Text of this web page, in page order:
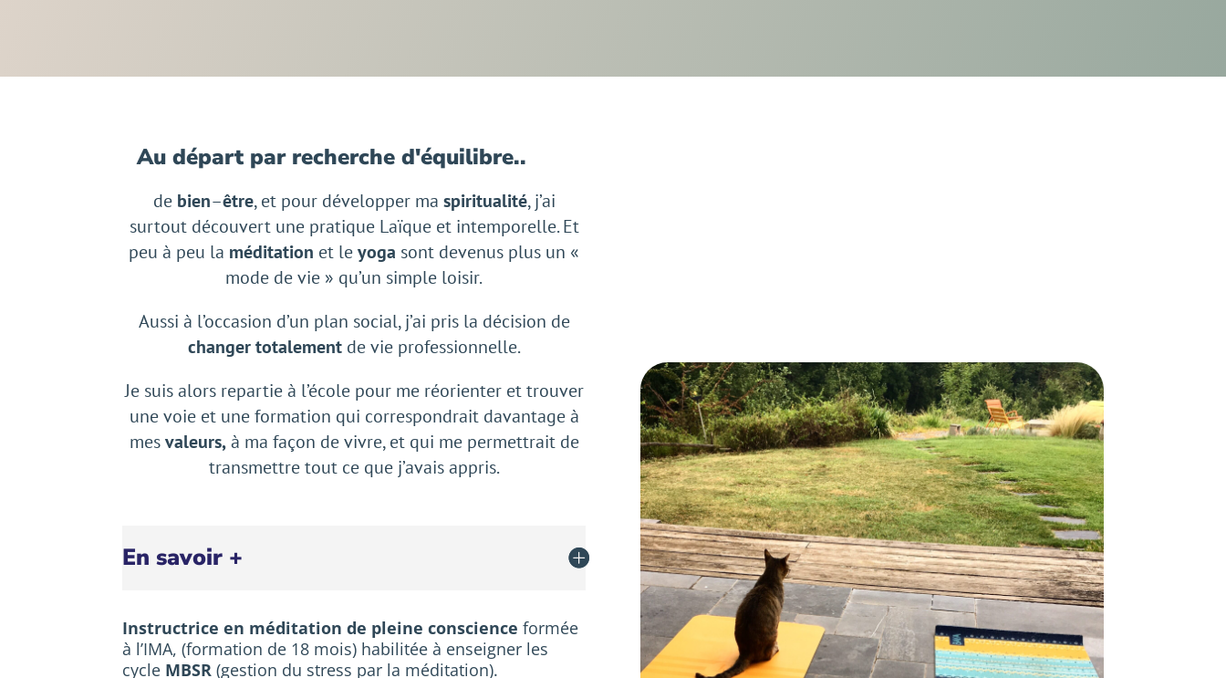
Au départ par recherche d'équilibre..
de bien–être, et pour développer ma spiritualité, j’ai
surtout découvert une pratique Laïque et intemporelle. Et
peu à peu la méditation et leyoga sont devenus plus un «
mode de vie » qu’un simple loisir.
Aussi à l’occasion d’un plan social, j’ai pris la décision de
changertotalementde vie professionnelle.
Je suis alors repartie à l’école pour me réorienter et trouver
une voie et une formation qui correspondrait davantage à
mesvaleurs,à ma façon de vivre, et qui me permettrait de
transmettre tout ce que j’avais appris.
En savoir +
Instructrice en méditation de pleine conscience formée
à l’IMA, (formation de 18 mois) habilitée à enseigner les
cycle MBSR (gestion du stress par la méditation).